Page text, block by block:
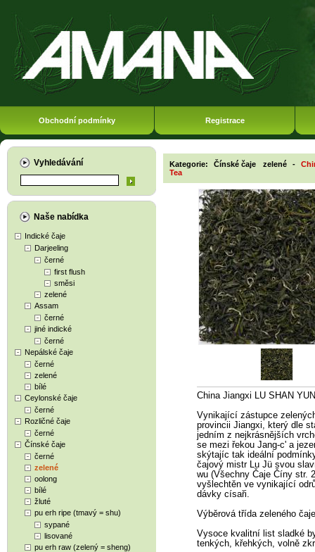
Obchodní podmínky Registrace
Vyhledávání
Naše nabídka
Indické čaje
Darjeeling
černé
first flush
směsi
zelené
Assam
černé
jiné indické
černé
Nepálské čaje
černé
zelené
bílé
Ceylonské čaje
černé
Rozličné čaje
černé
Čínské čaje
černé
zelené
oolong
bílé
žluté
pu erh ripe (tmavý = shu)
sypané
lisované
pu erh raw (zelený = sheng)
Kategorie: Čínské čaje zelené -
Tea
China Jiangxi LU SHAN
Vynikající zástupce
provincii Jiangxi, který dle
jedním z nejkrásnějších
se mezi řekou Jang-c' a
skýtajíc tak ideální
čajový mistr Lu Jü svou
wu (Všechny Čaje Číny str.
vyšlechtěn ve vynikající
dávky císaři.
Výběrová třída zeleného
Vysoce kvalitní list sladké
tenkých, křehkých, volně